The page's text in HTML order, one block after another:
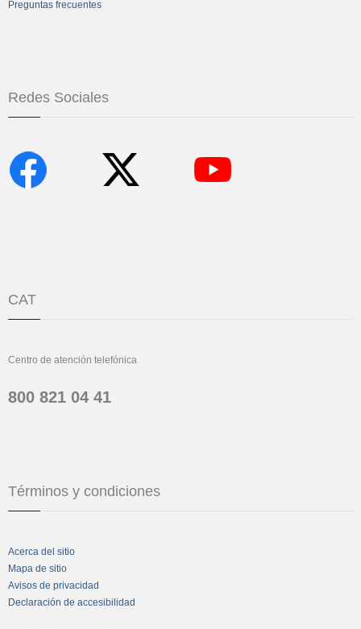
Preguntas frecuentes
Redes Sociales
CAT
Centro de atención telefónica
800 821 04 41
Términos y condiciones
Acerca del sitio
Mapa de sitio
Avisos de privacidad
Declaración de accesibilidad